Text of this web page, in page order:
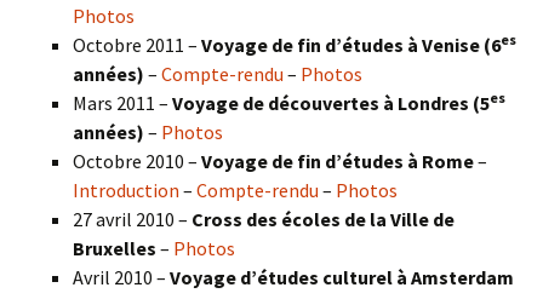
Photos
Octobre 2011 – Voyage de fin d’études à Venise (6es
années) – Compte-rendu – Photos
Mars 2011 – Voyage de découvertes à Londres (5es
années) – Photos
Octobre 2010 – Voyage de fin d’études à Rome–
Introduction – Compte-rendu – Photos
27 avril 2010 – Cross des écoles de la Ville de
Bruxelles – Photos
Avril 2010 – Voyage d’études culturel à Amsterdam